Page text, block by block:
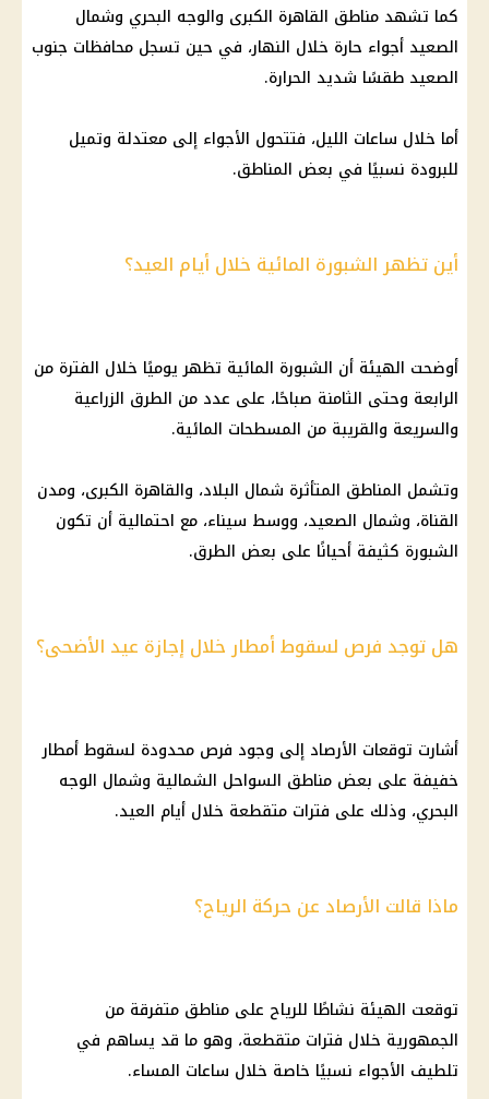
كما تشهد مناطق القاهرة الكبرى والوجه البحري وشمال
الصعيد أجواء حارة خلال النهار، في حين تسجل محافظات جنوب
الصعيد طقسًا شديد الحرارة.
أما خلال ساعات الليل، فتتحول الأجواء إلى معتدلة وتميل
للبرودة نسبيًا في بعض المناطق.
أين تظهر الشبورة المائية خلال أيام العيد؟
أوضحت الهيئة أن الشبورة المائية تظهر يوميًا خلال الفترة من
الرابعة وحتى الثامنة صباحًا، على عدد من الطرق الزراعية
والسريعة والقريبة من المسطحات المائية.
وتشمل المناطق المتأثرة شمال البلاد، والقاهرة الكبرى، ومدن
القناة، وشمال الصعيد، ووسط سيناء، مع احتمالية أن تكون
الشبورة كثيفة أحيانًا على بعض الطرق.
هل توجد فرص لسقوط أمطار خلال إجازة عيد الأضحى؟
أشارت توقعات الأرصاد إلى وجود فرص محدودة لسقوطأمطار
خفيفة على بعض مناطق السواحل الشمالية وشمال الوجه
البحري، وذلك على فترات متقطعة خلال أيام العيد.
ماذا قالت الأرصاد عن حركة الرياح؟
توقعت الهيئة نشاطًا للرياح على مناطق متفرقة من
الجمهورية خلال فترات متقطعة، وهو ما قد يساهم في
تلطيف الأجواء نسبيًا خاصة خلال ساعات المساء.